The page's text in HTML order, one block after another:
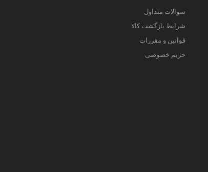
سوالات متداول
شرایط بازگشت کالا
قوانین و مقررات
حریم خصوصی